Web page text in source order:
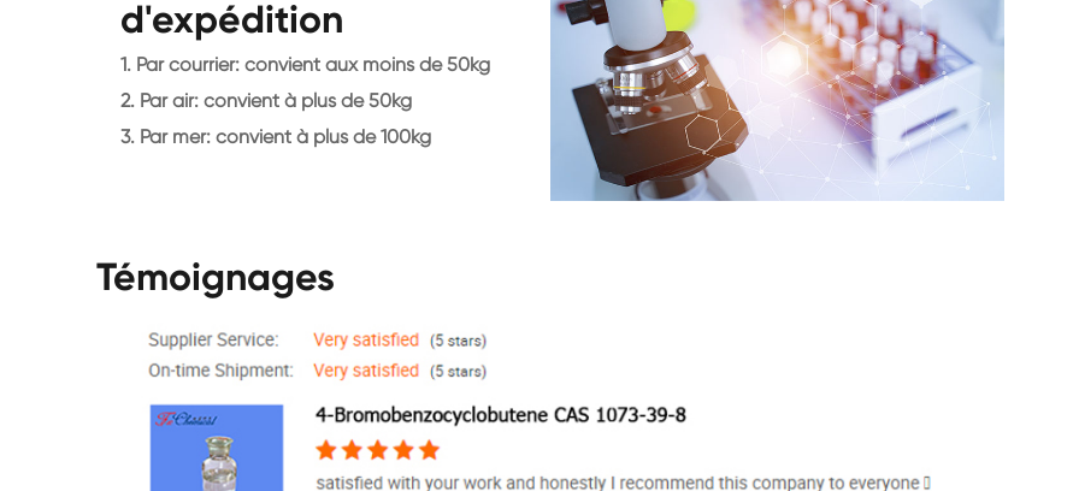
d'expédition
1. Par courrier: convient aux moins de 50kg
2. Par air: convient à plus de 50kg
3. Par mer: convient à plus de 100kg
Témoignages